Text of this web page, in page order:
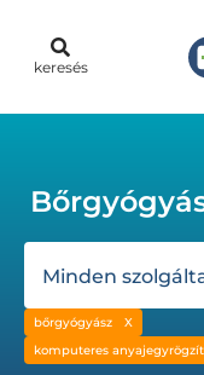
keresés
Minden
bőrgyógyász
komputeres